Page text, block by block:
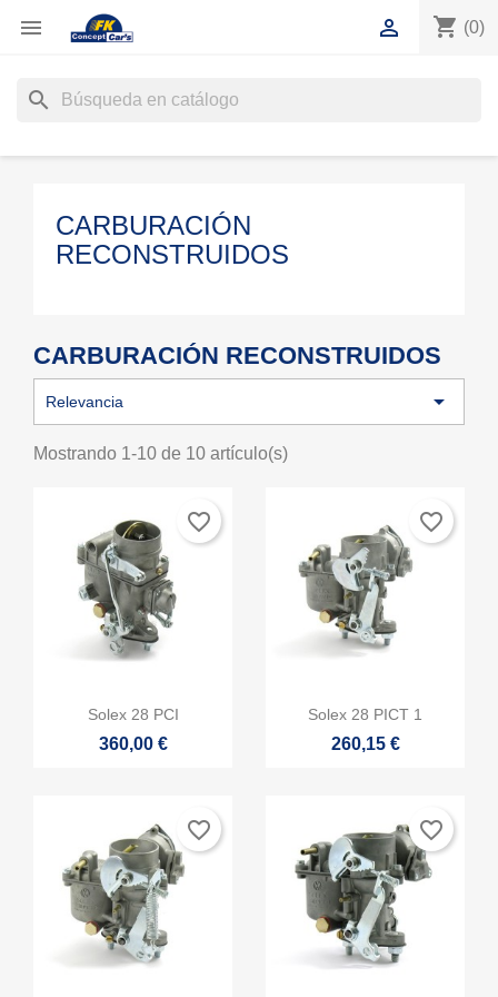
 shopping_cart (0)

search
CARBURACIÓN
RECONSTRUIDOS
CARBURACIÓN RECONSTRUIDOS
Relevancia 
Mostrando 1-10 de 10 artículo(s)
Vista rápida
Solex 28 PCI
360,00 €
favorite_border
Vista rápida
Solex 28 PICT 1
260,15 €
favorite_border
favorite_border favorite_border